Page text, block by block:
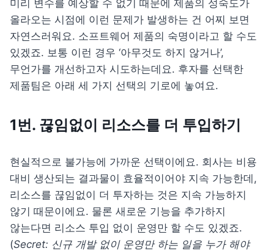
미리 변수를 예상할 수 없기 때문에 제품의 성숙도가
올라오는 시점에 이런 문제가 발생하는 건 어찌 보면
자연스러워요. 소프트웨어 제품의 숙명이라고 할 수도
있겠죠. 보통 이런 경우 ‘아무것도 하지 않거나’,
무언가를 개선하고자 시도하는데요. 후자를 선택한
제품팀은 아래 세 가지 선택의 기로에 놓여요.
1번. 끊임없이 리소스를 더 투입하기
현실적으로 불가능에 가까운 선택이에요. 회사는 비용
대비 생산되는 결과물이 효율적이어야 지속 가능한데,
리소스를 끊임없이 더 투자하는 것은 지속 가능하지
않기 때문이에요. 물론 새로운 기능을 추가하지
않는다면 리소스 투입 없이 운영만 할 수도 있겠죠.
(Secret: 신규 개발 없이 운영만 하는 일을 누가 해야